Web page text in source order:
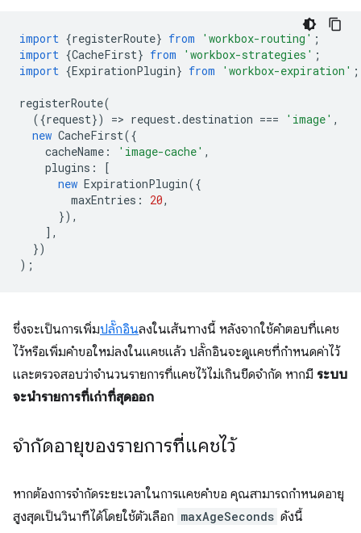
import {registerRoute} from 'workbox-routing' ;
import {CacheFirst} from 'workbox-strategies' ;
import {ExpirationPlugin} from 'workbox-expiration' ;
registerRoute(
({request}) => request.destination === 'image' ,
new CacheFirst({
cacheName : 'image-cache' ,
plugins :
[
new ExpirationPlugin({
maxEntries : 20,
}),
],
})
);
ซึ่งจะเป็นการเพิ่มปลั๊กอินลงในเส้นทางนี้ หลังจากใช้คำตอบที่แคช
ไว้หรือเพิ่มคำขอใหม่ลงในแคชแล้ว ปลั๊กอินจะดูแคชที่กำหนดค่าไว้
และตรวจสอบว่าจำนวนรายการที่แคชไว้ไม่เกินขีดจำกัด หากมี ระบบ
จะนำรายการที่เก่าที่สุดออก
จำกัดอายุของรายการที่แคชไว้
หากต้องการจำกัดระยะเวลาในการแคชคำขอ คุณสามารถกำหนดอายุ
สูงสุดเป็นวินาทีได้โดยใช้ตัวเลือก maxAgeSeconds ดังนี้